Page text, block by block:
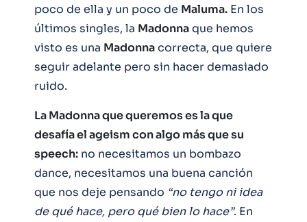
poco de ella y un poco de Maluma. En los
últimos singles, la Madonnaque hemos
visto es una Madonnacorrecta, que quiere
seguir adelante pero sin hacer demasiado
ruido.
La Madonna que queremos es la que
desafía el ageism con algo más que su
speech: no necesitamos un bombazo
dance, necesitamos una buena canción
que nos deje pensando “no tengo ni idea
de qué hace, pero qué bien lo hace”. En